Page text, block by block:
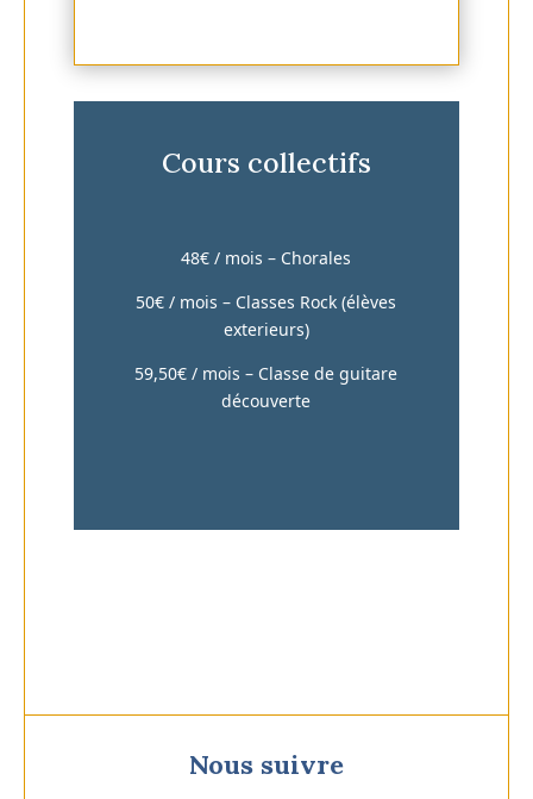
Cours collectifs
48€ / mois – Chorales
50€ / mois – Classes Rock (élèves
exterieurs)
59,50€ / mois – Classe de guitare
découverte
Nous suivre